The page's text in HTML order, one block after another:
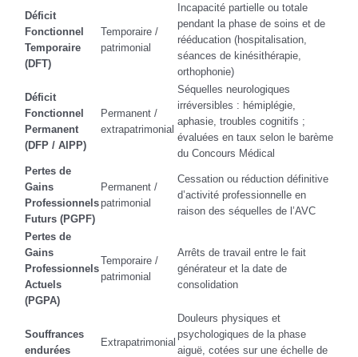
Déficit
Fonctionnel
Temporaire
(DFT)
Temporaire /
patrimonial
Incapacité partielle ou totale
pendant la phase de soins et de
rééducation (hospitalisation,
séances de kinésithérapie,
orthophonie)
Déficit
Fonctionnel
Permanent
(DFP / AIPP)
Permanent /
extrapatrimonial
Séquelles neurologiques
irréversibles : hémiplégie,
aphasie, troubles cognitifs ;
évaluées en taux selon le barème
du Concours Médical
Pertes de
Gains
Professionnels
Futurs (PGPF)
Permanent /
patrimonial
Cessation ou réduction définitive
d’activité professionnelle en
raison des séquelles de l’AVC
Pertes de
Gains
Professionnels
Actuels
(PGPA)
Temporaire /
patrimonial
Arrêts de travail entre le fait
générateur et la date de
consolidation
Souffrances
endurées
Extrapatrimonial
Douleurs physiques et
psychologiques de la phase
aiguë, cotées sur une échelle de